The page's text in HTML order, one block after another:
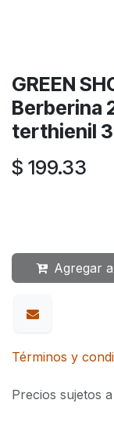
GREEN
Berberina
terthienil
$ 199.33
Agregar
Términos y
Precios sujetos